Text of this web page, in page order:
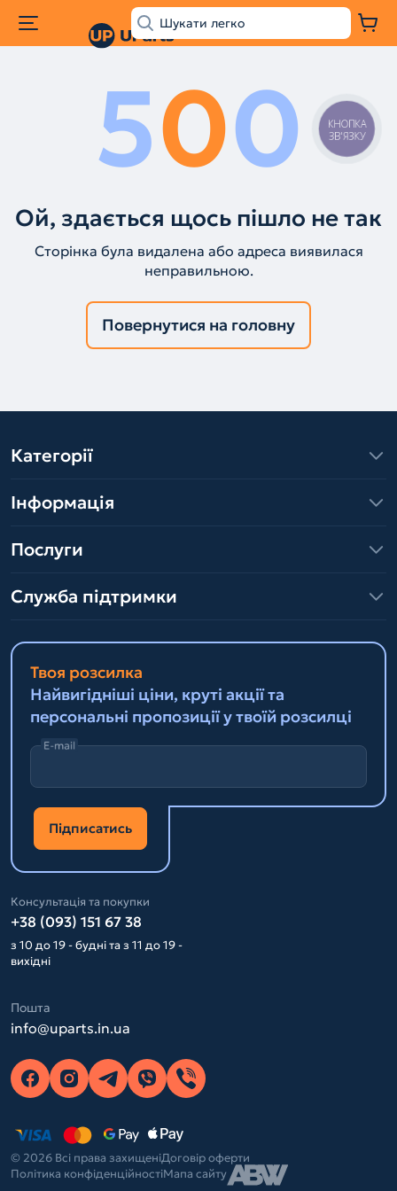
500
Ой, здається щось пішло не так
Сторінка була видалена або адреса виявилася
неправильною.
Повернутися на головну
Категорії
Інформація
Послуги
Служба підтримки
Твоя розсилка
Найвигідніші ціни, круті акції та
персональні пропозиції у твоїй розсилці
E-mail
Підписатись
Консультація та покупки
+38 (093) 151 67 38
з 10 до 19 - будні та з 11 до 19 -
вихідні
Пошта
info@uparts.in.ua
© 2026 Всі права захищеніДоговір оферти
Політика конфіденційностіМапа сайту
КНОПКА
ЗВ'ЯЗКУ